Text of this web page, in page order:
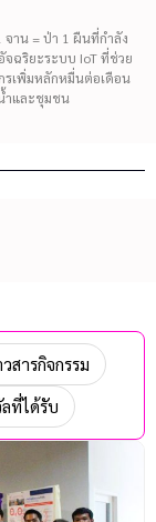
จาน = ป่า 1 ผืนที่กำลัง
จฉริยะระบบ IoT ที่ช่วย
รเพิ่มหลักหมื่นต่อเดือน
ำและชุมชน
สารกิจกรรม
ลที่ได้รับ